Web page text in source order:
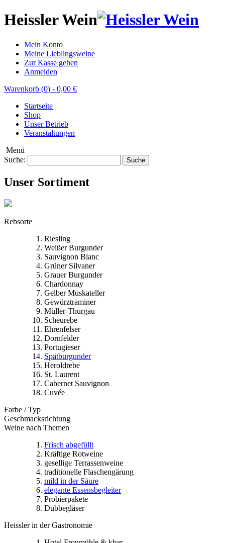
Heissler Wein
Mein Konto
Meine Lieblingsweine
Zur Kasse gehen
Anmelden
Warenkorb (0) - 0,00 €
Startseite
Shop
Unser Betrieb
Veranstaltungen
Menü
Suche:
Suche
Unser Sortiment
Rebsorte
Riesling
Weißer Burgunder
Sauvignon Blanc
Grüner Silvaner
Grauer Burgunder
Chardonnay
Gelber Muskateller
Gewürztraminer
Müller-Thurgau
Scheurebe
Ehrenfelser
Dornfelder
Portugieser
Spätburgunder
Heroldrebe
St. Laurent
Cabernet Sauvignon
Cuvée
Farbe / Typ
Geschmacksrichtung
Weine nach Themen
Frisch abgefüllt
Kräftige Rotweine
gesellige Terrassenweine
traditionelle Flaschengärung
mild in der Säure
elegante Essensbegleiter
Probierpakete
Dubbegläser
Heissler in der Gastronomie